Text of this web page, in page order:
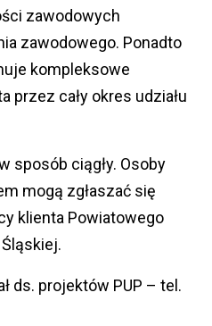
zawodowych
zawodowego. Ponadto
kompleksowe
przez cały okres udziału
sposób ciągły. Osoby
mogą zgłaszać się
klienta Powiatowego
ds. projektów PUP – tel.